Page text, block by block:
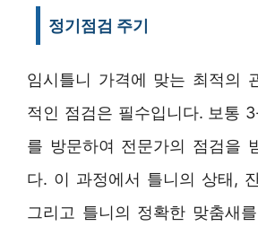
정기점검 주기
임시틀니 가격에 맞는 최적의
적인 점검은 필수입니다. 보통
를 방문하여 전문가의 점검을
다. 이 과정에서 틀니의 상태,
그리고 틀니의 정확한 맞춤새